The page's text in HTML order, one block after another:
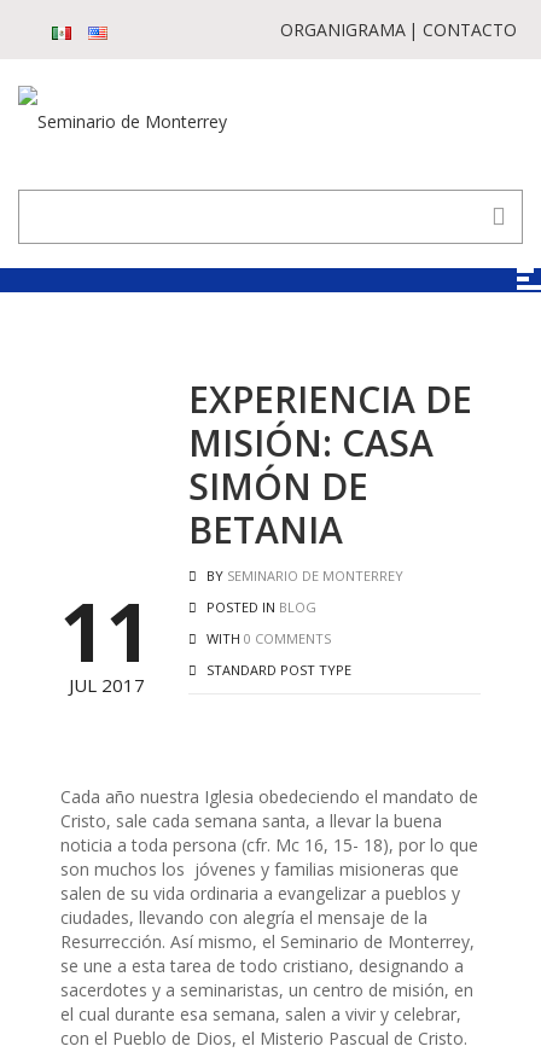
ORGANIGRAMA CONTACTO
11
JUL 2017
EXPERIENCIA DE
MISIÓN: CASA
SIMÓN DE
BETANIA
BY SEMINARIO DE MONTERREY
POSTED IN BLOG
WITH 0 COMMENTS
STANDARD POST TYPE
Cada año nuestra Iglesia obedeciendo el mandato de
Cristo, sale cada semana santa, a llevar la buena
noticia a toda persona (cfr. Mc 16, 15- 18), por lo que
son muchos los jóvenes y familias misioneras que
salen de su vida ordinaria a evangelizar a pueblos y
ciudades, llevando con alegría el mensaje de la
Resurrección. Así mismo, el Seminario de Monterrey,
se une a esta tarea de todo cristiano, designando a
sacerdotes y a seminaristas, un centro de misión, en
el cual durante esa semana, salen a vivir y celebrar,
con el Pueblo de Dios, el Misterio Pascual de Cristo.